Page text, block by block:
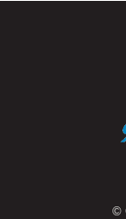
©